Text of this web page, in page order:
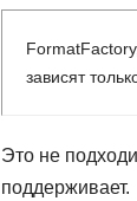
зависят
Это не
поддерживает.